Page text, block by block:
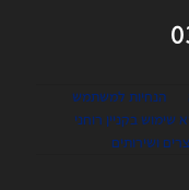
הנחיות למשתמש
שימוש בקניין רוחני
ושירותים